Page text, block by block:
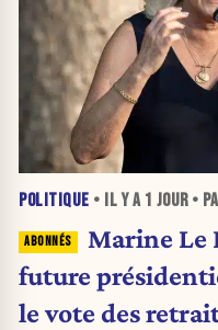
POLITIQUE • IL Y A 1 JOUR•
Marine Le
future
le vote des